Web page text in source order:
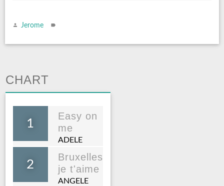
Jerome
CHART
1
Easy on
me
ADELE
2
Bruxelles
je t'aime
ANGELE